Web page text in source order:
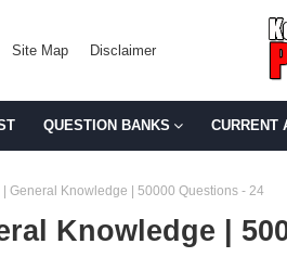
Site Map Disclaimer
QUESTION BANKS CURRENT
| General Knowledge | 50000 Questions - 24
Knowledge |